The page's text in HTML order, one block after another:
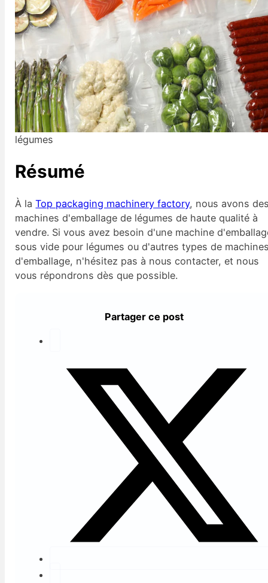
légumes
Résumé
À laTop packaging machinery factory, nous avons
machines d'emballage de légumes de haute qualité à
vendre. Si vous avez besoin d'une machine
sous vide pour légumes ou d'autres types de
d'emballage, n'hésitez pas à nous contacter, et nous
vous répondrons dès que possible.
Partager ce post